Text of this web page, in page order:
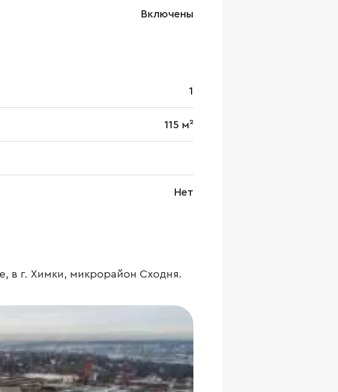
Включены
1
115 м²
Нет
в г. Химки, микрорайон Сходня.